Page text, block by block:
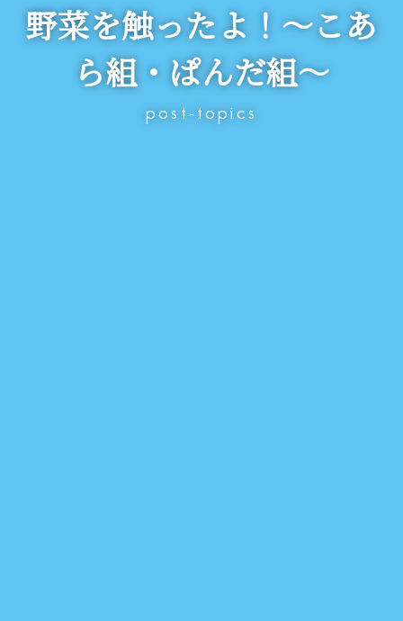
野菜を触ったよ！～こあ
ら組・ぱんだ組～
post-topics